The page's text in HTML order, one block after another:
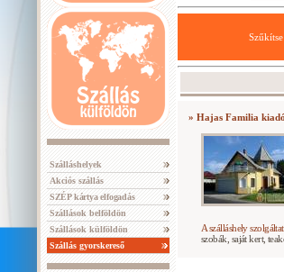
Szálláshelyek
Akciós szállás
SZÉP kártya elfogadás
Szállások belföldön
Szállások külföldön
Szállás gyorskereső
» Hajas Familia
A szálláshely
szobák, saját kert,